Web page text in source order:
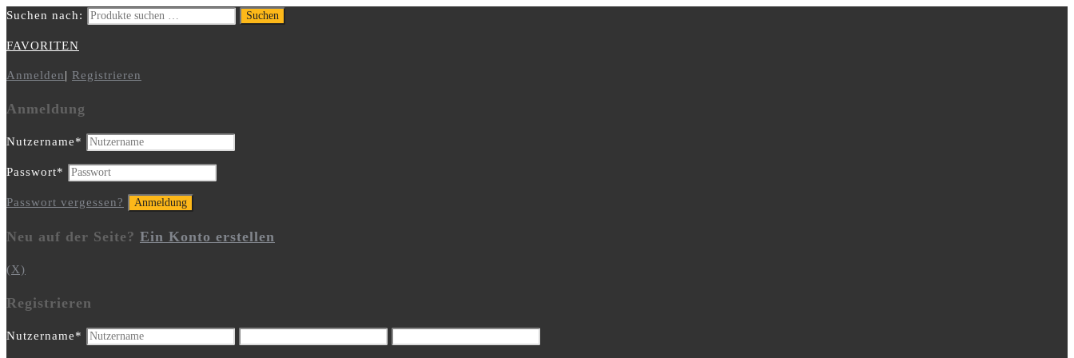
Suchen nach: Suchen
FAVORITEN
Anmelden| Registrieren
Anmeldung
Nutzername*
Passwort*
Passwort vergessen?
Neu auf der Seite? Ein Konto erstellen
(X)
Registrieren
Nutzername*